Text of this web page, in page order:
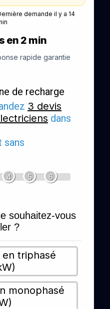
demande il y a 14
en 2 min
rapide garantie
de recharge
3 devis
dans
sans
4 5 6
souhaitez-vous
?
triphasé
monophasé